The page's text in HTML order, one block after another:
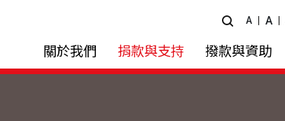
A A
關於我們 捐款與支持 撥款與資助